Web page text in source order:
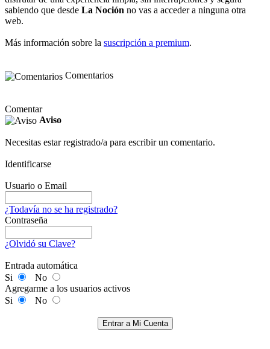
sabiendo que desde La Noción no vas a acceder a ninguna otra
web.
Más información sobre la suscripción a premium.
Comentarios
Comentar
Aviso
Necesitas estar registrado/a para escribir un comentario.
Identificarse
Usuario o Email
¿Todavía no se ha registrado?
Contraseña
¿Olvidó su Clave?
Entrada automática
Si
No
Agregarme a los usuarios activos
Si
No
Entrar a Mi Cuenta